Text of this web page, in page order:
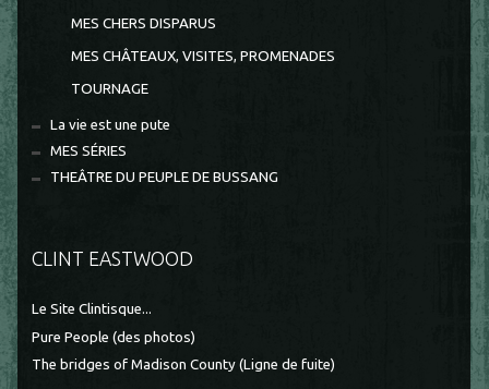
MES CHERS DISPARUS
MES CHÂTEAUX, VISITES, PROMENADES
TOURNAGE
La vie est une pute
MES SÉRIES
THEÂTRE DU PEUPLE DE BUSSANG
CLINT EASTWOOD
Le Site Clintisque...
Pure People (des photos)
The bridges of Madison County (Ligne de fuite)